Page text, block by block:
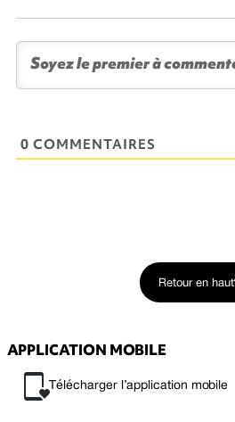
0 COMMENTAIRES
Retour en haut
APPLICATION MOBILE
Télécharger l’application mobile